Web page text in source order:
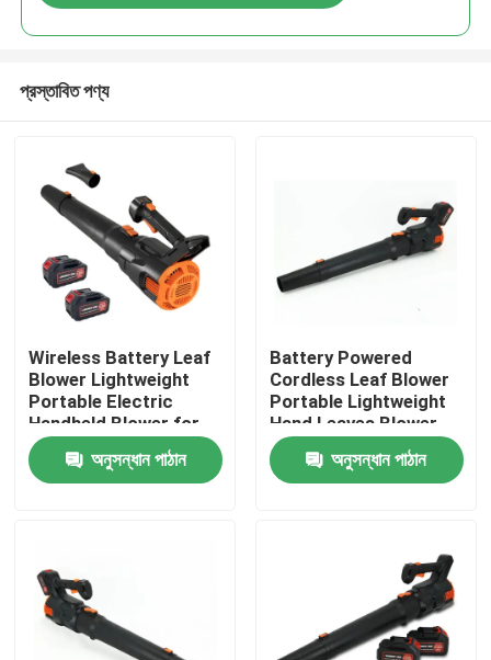
বাড়ি
ভিডিও
প্রস্তাবিত পণ্য
Wireless Battery Leaf
Blower Lightweight
Portable Electric
Handheld Blower for
Yard and Driveway
অনুসন্ধান পাঠান
Battery Powered
Cordless Leaf Blower
Portable Lightweight
Hand Leaves Blower
for Easy Cleaning
অনুসন্ধান পাঠান